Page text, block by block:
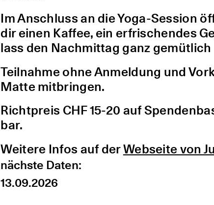
Im Anschluss an die Yoga-Session
dir einen Kaffee, ein erfrischendes
lass den Nachmittag ganz
Teilnahme ohne Anmeldung und
Matte mitbringen.
Richtpreis CHF 15-20 auf
bar.
Weitere Infos auf derWebseite von
nächste Daten:
13.09.2026